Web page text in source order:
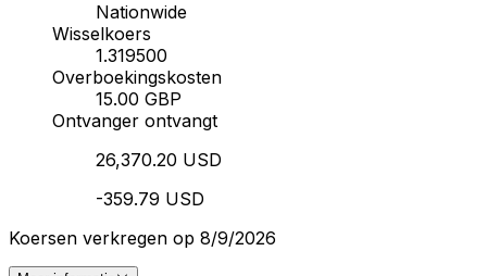
Nationwide
Wisselkoers
1.319500
Overboekingskosten
15.00 GBP
Ontvanger ontvangt
26,370.20 USD
-359.79 USD
Koersen verkregen op 8/9/2026